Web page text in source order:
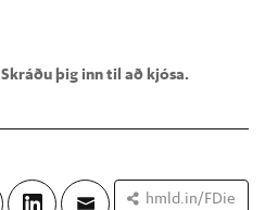
Skráðu þig inn til að kjósa.
hmld.in/FDie